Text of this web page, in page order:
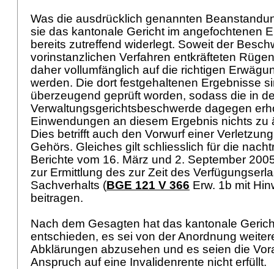
Was die ausdrücklich genannten
sie das kantonale Gericht im angefochtenen
bereits zutreffend widerlegt. Soweit der
vorinstanzlichen Verfahren entkräfteten
daher vollumfänglich auf die richtigen
werden. Die dort festgehaltenen Ergebnisse
überzeugend geprüft worden, sodass die in
Verwaltungsgerichtsbeschwerde dagegen
Einwendungen an diesem Ergebnis nichts zu
Dies betrifft auch den Vorwurf einer
Gehörs. Gleiches gilt schliesslich für die
Berichte vom 16. März und 2. September
zur Ermittlung des zur Zeit des
Sachverhalts (BGE 121 V 366 Erw. 1b mit
beitragen.
Nach dem Gesagten hat das kantonale
entschieden, es sei von der Anordnung
Abklärungen abzusehen und es seien die
Anspruch auf eine Invalidenrente nicht erfüllt.